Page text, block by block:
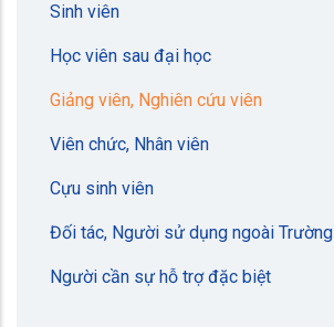
Sinh viên
Học viên sau đại học
Giảng viên, Nghiên cứu viên
Viên chức, Nhân viên
Cựu sinh viên
Đối tác, Người sử dụng ngoài Trường
Người cần sự hỗ trợ đặc biệt